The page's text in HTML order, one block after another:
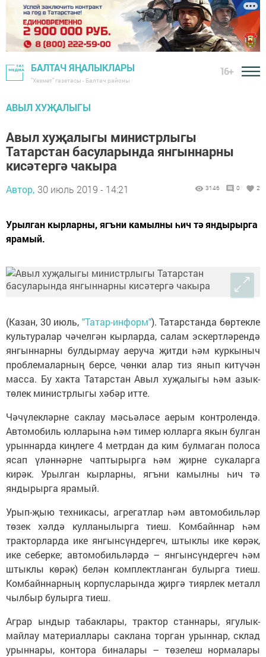
БАЛТАЧ ЯҢАЛЫКЛАРЫ
"Хезмәт" газетасы - Балтач районы
16+
АВЫЛ ХУҖАЛЫГЫ
Авыл хуҗалыгы министрлыгы
Татарстан басуларында янгыннарны
кисәтергә чакыра
Автор, 30 июль 2019 - 14:21 3146 0 2
Урылган кырларны, ягъни камылны һич тә яндырырга
ярамый.
(Казан, 30 июль, "Татар-информ"). Татарстанда бөртекле
культуралар чәчелгән кырларда, салам эскертләрендә
янгыннарны булдырмау аеруча җитди һәм куркыныч
проблемаларның берсе, чөнки алар тиз янып китүчән
масса. Бу хакта Татарстан Авыл хуҗалыгы һәм азык-
төлек министрлыгы хәбәр итте.
Чәчүлекләрне саклау мәсьәләсе аерым контролендә.
Автомобиль юлларына һәм тимер юлларга якын булган
урыннарда киңлеге 4 метрдан да ким булмаган полоса
ясап үләннәрне чаптырырга һәм җирне сукаларга
кирәк. Урылган кырларны, ягъни камылны һич тә
яндырырга ярамый.
Урып-җыю техникасы, агрегатлар һәм автомобильләр
төзек хәлдә кулланылырга тиеш. Комбайннар һәм
тракторларда ике янгынсүндергеч, штыклы ике көрәк,
ике себерке; автомобильләрдә – янгынсүндергеч һәм
штыклы көрәк) белән комплектланган булырга тиеш.
Комбайннарның корпусларында җиргә тиярлек металл
чылбыр булырга тиеш.
Аграр ындыр табаклары, трактор станнары, ягулык-
майлау материаллары саклана торган урыннар, склад
урыннары, контора биналары – төзелеш нормалары